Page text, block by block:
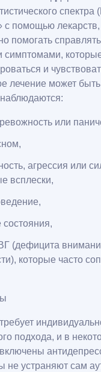
с помощью
помогать
симптомами,
и
лечение может
или
агрессия или
всплески,
(дефицита
которые часто
подхода, и в
не устраняют сам